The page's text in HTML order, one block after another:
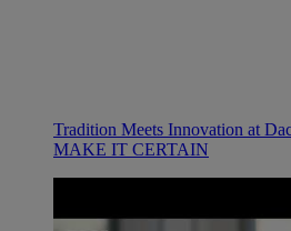
Tradition Meets Innovation at
MAKE IT CERTAIN